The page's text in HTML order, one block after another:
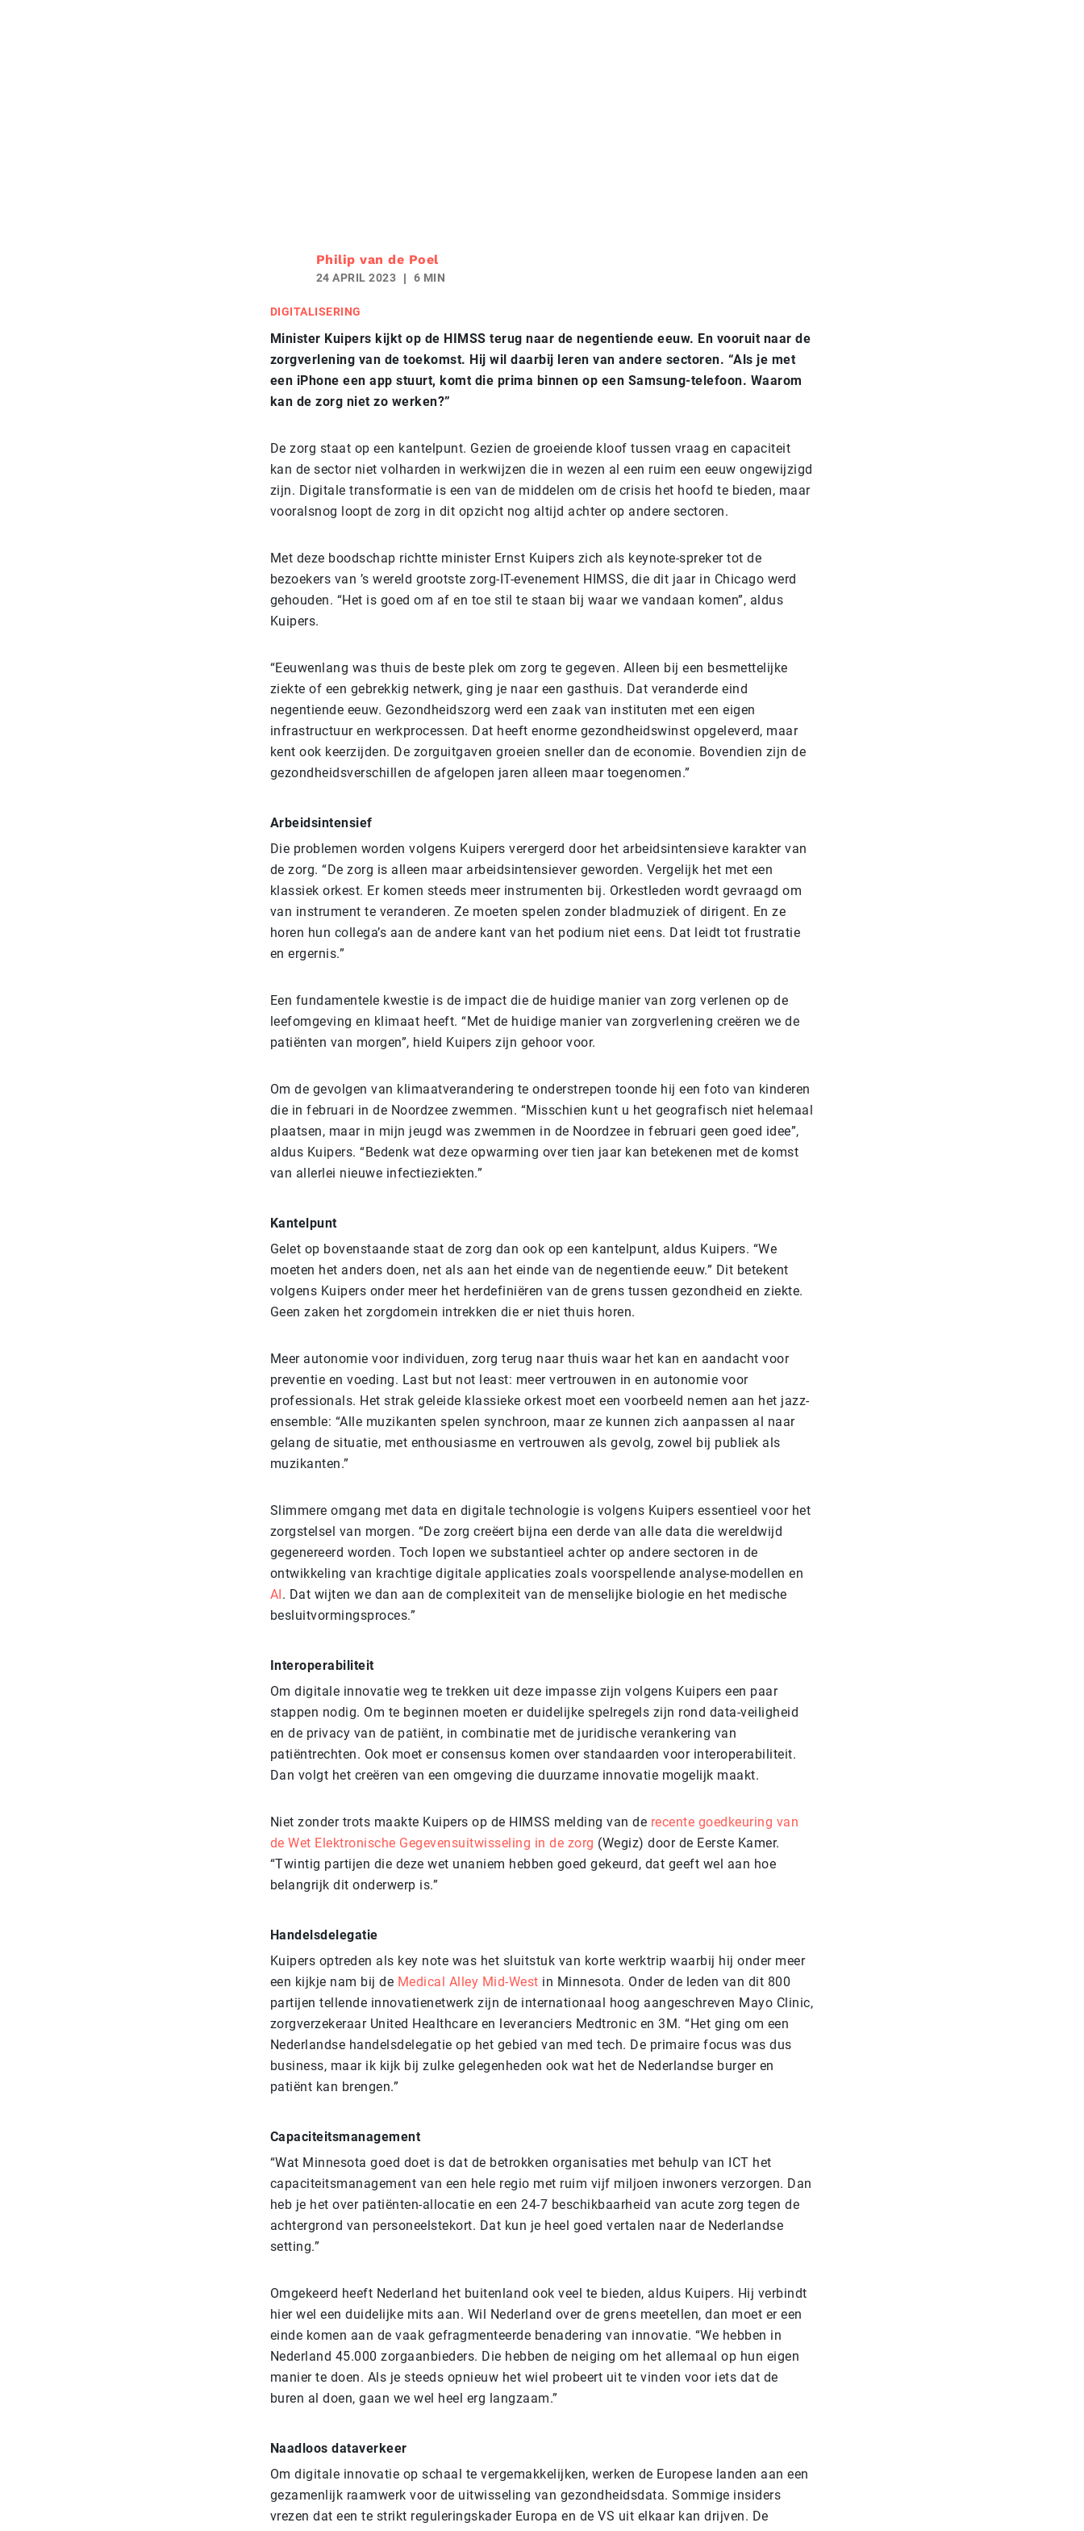
Philip van de Poel
24 APRIL 2023 6 MIN
DIGITALISERING
Minister Kuipers kijkt op de HIMSS terug naar de negentiende eeuw. En vooruit naar de
zorgverlening van de toekomst. Hij wil daarbij leren van andere sectoren. “Als je met
een iPhone een app stuurt, komt die prima binnen op een Samsung-telefoon. Waarom
kan de zorg niet zo werken?”
De zorg staat op een kantelpunt. Gezien de groeiende kloof tussen vraag en capaciteit
kan de sector niet volharden in werkwijzen die in wezen al een ruim een eeuw ongewijzigd
zijn. Digitale transformatie is een van de middelen om de crisis het hoofd te bieden, maar
vooralsnog loopt de zorg in dit opzicht nog altijd achter op andere sectoren.
Met deze boodschap richtte minister Ernst Kuipers zich als keynote-spreker tot de
bezoekers van ’s wereld grootste zorg-IT-evenement HIMSS, die dit jaar in Chicago werd
gehouden. “Het is goed om af en toe stil te staan bij waar we vandaan komen”, aldus
Kuipers.
“Eeuwenlang was thuis de beste plek om zorg te gegeven. Alleen bij een besmettelijke
ziekte of een gebrekkig netwerk, ging je naar een gasthuis. Dat veranderde eind
negentiende eeuw. Gezondheidszorg werd een zaak van instituten met een eigen
infrastructuur en werkprocessen. Dat heeft enorme gezondheidswinst opgeleverd, maar
kent ook keerzijden. De zorguitgaven groeien sneller dan de economie. Bovendien zijn de
gezondheidsverschillen de afgelopen jaren alleen maar toegenomen.”
Arbeidsintensief
Die problemen worden volgens Kuipers verergerd door het arbeidsintensieve karakter van
de zorg. “De zorg is alleen maar arbeidsintensiever geworden. Vergelijk het met een
klassiek orkest. Er komen steeds meer instrumenten bij. Orkestleden wordt gevraagd om
van instrument te veranderen. Ze moeten spelen zonder bladmuziek of dirigent. En ze
horen hun collega’s aan de andere kant van het podium niet eens. Dat leidt tot frustratie
en ergernis.”
Een fundamentele kwestie is de impact die de huidige manier van zorg verlenen op de
leefomgeving en klimaat heeft. “Met de huidige manier van zorgverlening creëren we de
patiënten van morgen”, hield Kuipers zijn gehoor voor.
Om de gevolgen van klimaatverandering te onderstrepen toonde hij een foto van kinderen
die in februari in de Noordzee zwemmen. “Misschien kunt u het geografisch niet helemaal
plaatsen, maar in mijn jeugd was zwemmen in de Noordzee in februari geen goed idee”,
aldus Kuipers. “Bedenk wat deze opwarming over tien jaar kan betekenen met de komst
van allerlei nieuwe infectieziekten.”
Kantelpunt
Gelet op bovenstaande staat de zorg dan ook op een kantelpunt, aldus Kuipers. “We
moeten het anders doen, net als aan het einde van de negentiende eeuw.” Dit betekent
volgens Kuipers onder meer het herdefiniëren van de grens tussen gezondheid en ziekte.
Geen zaken het zorgdomein intrekken die er niet thuis horen.
Meer autonomie voor individuen, zorg terug naar thuis waar het kan en aandacht voor
preventie en voeding. Last but not least: meer vertrouwen in en autonomie voor
professionals. Het strak geleide klassieke orkest moet een voorbeeld nemen aan het jazz-
ensemble: “Alle muzikanten spelen synchroon, maar ze kunnen zich aanpassen al naar
gelang de situatie, met enthousiasme en vertrouwen als gevolg, zowel bij publiek als
muzikanten.”
Slimmere omgang met data en digitale technologie is volgens Kuipers essentieel voor het
zorgstelsel van morgen. “De zorg creëert bijna een derde van alle data die wereldwijd
gegenereerd worden. Toch lopen we substantieel achter op andere sectoren in de
ontwikkeling van krachtige digitale applicaties zoals voorspellende analyse-modellen en
AI . Dat wijten we dan aan de complexiteit van de menselijke biologie en het medische
besluitvormingsproces.”
Interoperabiliteit
Om digitale innovatie weg te trekken uit deze impasse zijn volgens Kuipers een paar
stappen nodig. Om te beginnen moeten er duidelijke spelregels zijn rond data-veiligheid
en de privacy van de patiënt, in combinatie met de juridische verankering van
patiëntrechten. Ook moet er consensus komen over standaarden voor interoperabiliteit.
Dan volgt het creëren van een omgeving die duurzame innovatie mogelijk maakt.
Niet zonder trots maakte Kuipers op de HIMSS melding van de recente goedkeuring van
de Wet Elektronische Gegevensuitwisseling in de zorg (Wegiz) door de Eerste Kamer.
“Twintig partijen die deze wet unaniem hebben goed gekeurd, dat geeft wel aan hoe
belangrijk dit onderwerp is.”
Handelsdelegatie
Kuipers optreden als key note was het sluitstuk van korte werktrip waarbij hij onder meer
een kijkje nam bij de Medical Alley Mid-West in Minnesota. Onder de leden van dit 800
partijen tellende innovatienetwerk zijn de internationaal hoog aangeschreven Mayo Clinic,
zorgverzekeraar United Healthcare en leveranciers Medtronic en 3M. “Het ging om een
Nederlandse handelsdelegatie op het gebied van med tech. De primaire focus was dus
business, maar ik kijk bij zulke gelegenheden ook wat het de Nederlandse burger en
patiënt kan brengen.”
Capaciteitsmanagement
“Wat Minnesota goed doet is dat de betrokken organisaties met behulp van ICT het
capaciteitsmanagement van een hele regio met ruim vijf miljoen inwoners verzorgen. Dan
heb je het over patiënten-allocatie en een 24-7 beschikbaarheid van acute zorg tegen de
achtergrond van personeelstekort. Dat kun je heel goed vertalen naar de Nederlandse
setting.”
Omgekeerd heeft Nederland het buitenland ook veel te bieden, aldus Kuipers. Hij verbindt
hier wel een duidelijke mits aan. Wil Nederland over de grens meetellen, dan moet er een
einde komen aan de vaak gefragmenteerde benadering van innovatie. “We hebben in
Nederland 45.000 zorgaanbieders. Die hebben de neiging om het allemaal op hun eigen
manier te doen. Als je steeds opnieuw het wiel probeert uit te vinden voor iets dat de
buren al doen, gaan we wel heel erg langzaam.”
Naadloos dataverkeer
Om digitale innovatie op schaal te vergemakkelijken, werken de Europese landen aan een
gezamenlijk raamwerk voor de uitwisseling van gezondheidsdata. Sommige insiders
vrezen dat een te strikt reguleringskader Europa en de VS uit elkaar kan drijven. De